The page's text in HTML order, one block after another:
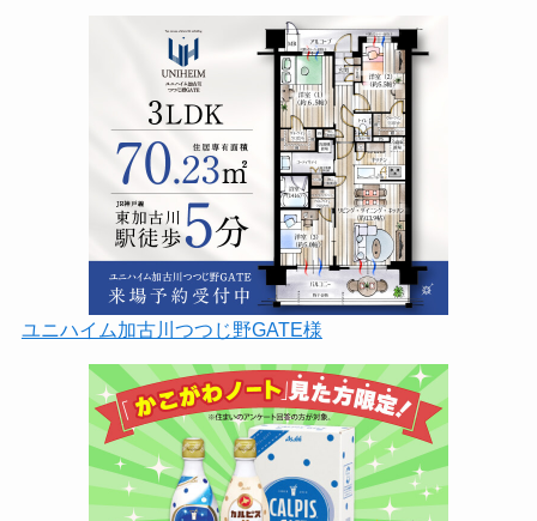
ユニハイム加古川つつじ野GATE様